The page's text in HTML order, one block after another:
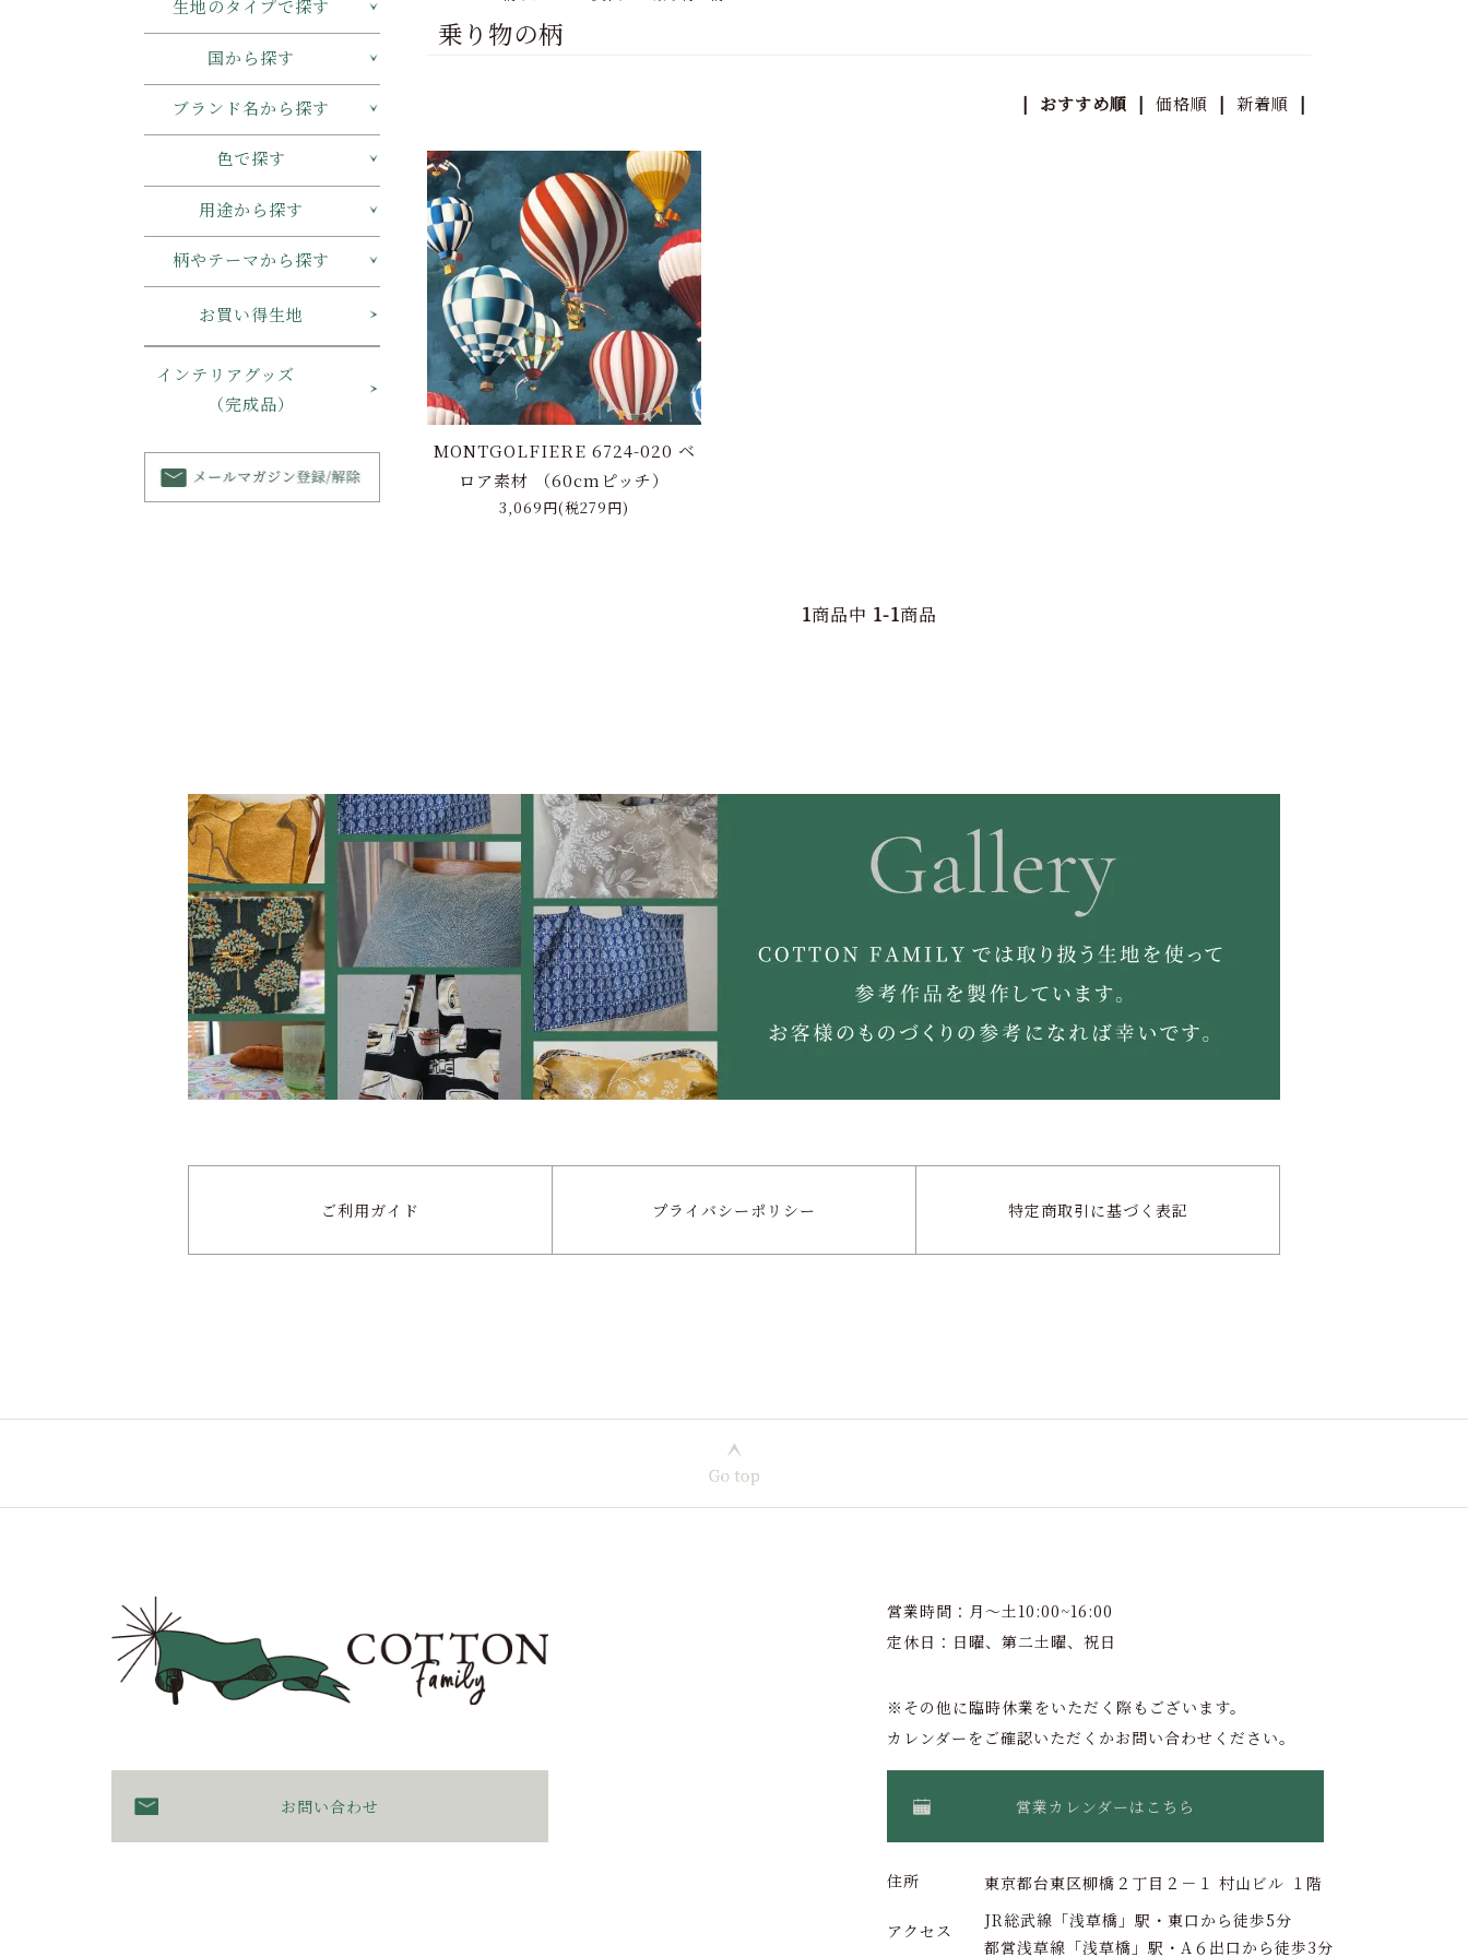
乗り物の柄
| おすすめ順 |価格順 | 新着順 |
MONTGOLFIERE 6724-020 ベ
ロア素材 （60cmピッチ）
3,069円(税279円)
1商品中 1-1商品
生地のタイプで探す
国から探す
ブランド名から探す
色で探す
用途から探す
柄やテーマから探す
お買い得生地
インテリアグッズ
（完成品）
ご利用ガイド プライバシー ポリシー 特定商取引に基づく表記
お問い合わせ
営業時間：月〜土10:00~16:00
定休日：日曜、第二土曜、祝日
※その他に臨時休業をいただく際もございます。
カレンダーをご確認いただくかお問い合わせください。
営業カレンダーはこちら
住所 東京都台東区柳橋２丁目２－１ 村山ビル １階
アクセス
JR総武線「浅草橋」駅・東口から徒歩5分
都営浅草線「浅草橋」駅・A６出口から徒歩3分